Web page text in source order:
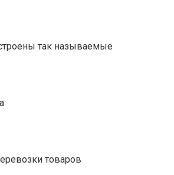
так называемые
товаров